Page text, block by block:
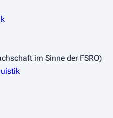
im Sinne der FSRO)